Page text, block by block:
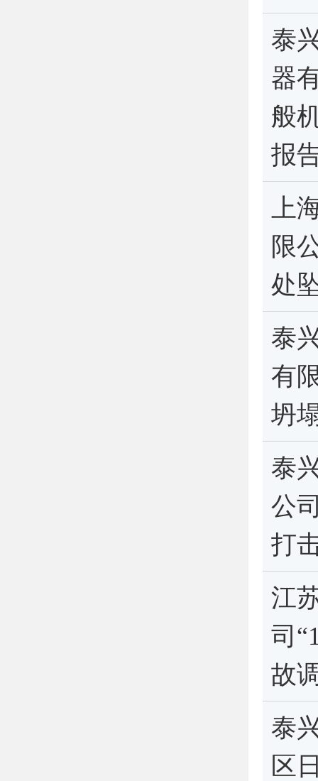
泰
器
般
报
上
限
处
泰
有
坍
泰
公
打
江
司
故
泰
区